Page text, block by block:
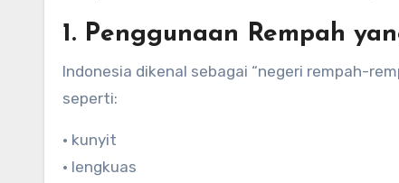
1. Penggunaan Rempah
Indonesia dikenal sebagai “negeri rempah-
seperti:
• kunyit
• lengkuas